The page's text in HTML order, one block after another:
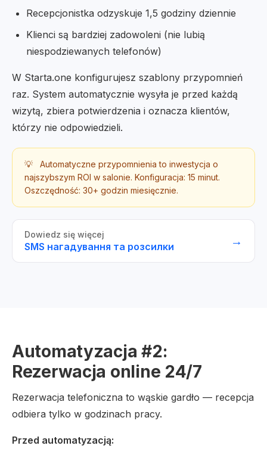
Recepcjonistka odzyskuje 1,5 godziny dziennie
Klienci są bardziej zadowoleni (nie lubią
niespodziewanych telefonów)
W Starta.one konfigurujesz szablony przypomnień
raz. System automatycznie wysyła je przed każdą
wizytą, zbiera potwierdzenia i oznacza klientów,
którzy nie odpowiedzieli.
💡
Automatyczne przypomnienia to inwestycja o
najszybszym ROI w salonie. Konfiguracja: 15 minut.
Oszczędność: 30+ godzin miesięcznie.
Dowiedz się więcej
SMS нагадування та розсилки →
Automatyzacja #2:
Rezerwacja online 24/7
Rezerwacja telefoniczna to wąskie gardło — recepcja
odbiera tylko w godzinach pracy.
Przed automatyzacją: